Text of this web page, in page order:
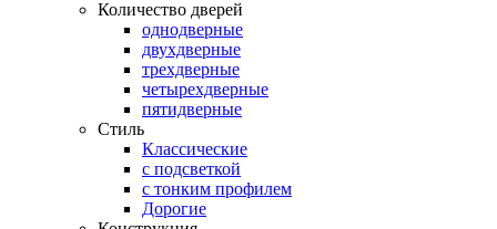
Количество дверей
однодверные
двухдверные
трехдверные
четырехдверные
пятидверные
Стиль
Классические
с подсветкой
с тонким профилем
Дорогие